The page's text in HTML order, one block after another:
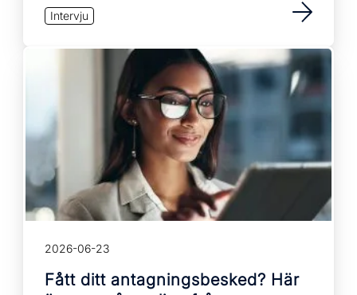
Intervju
2026-06-23
Fått ditt antagningsbesked? Här